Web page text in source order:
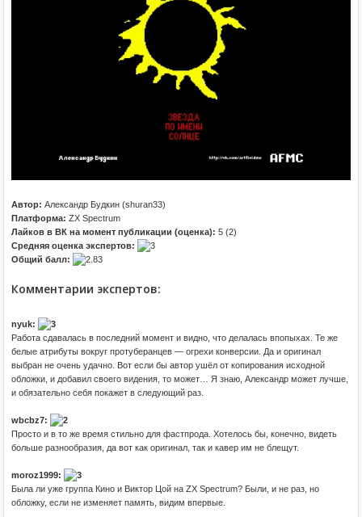
Автор: Александр Будкин (shuran33)
Платформа: ZX Spectrum
Лайков в ВК на момент публикации (оценка): 5 (2)
Средняя оценка экспертов:
Общий балл:
Комментарии экспертов:
nyuk:
Работа сдавалась в последний момент и видно, что делалась впопыхах. Те же
белые атрибуты вокруг протуберанцев — огрехи конверсии. Да и оригинал
выбран не очень удачно. Вот если бы автор ушёл от копирования исходной
обложки, и добавил своего видения, то может… Я знаю, Александр может лучше,
и обязательно себя покажет в следующий раз.
wbcbz7:
Просто и в то же время стильно для фастпрода. Хотелось бы, конечно, видеть
больше разнообразия, да вот как оригинал, так и кавер им не блещут.
moroz1999:
Была ли уже группа Кино и Виктор Цой на ZX Spectrum? Были, и не раз, но
обложку, если не изменяет память, видим впервые.